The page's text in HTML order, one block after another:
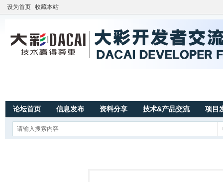
设为首页 收藏本站
论坛首页 信息发布 资料分享 技术&产品交流 项目